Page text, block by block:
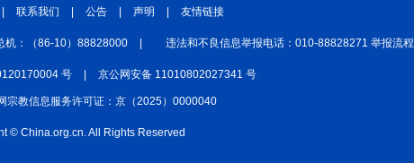
联系我们 公告 声明 友情链接
机：（86-10）88828000 违法和不良信息举报电话：010-88828271 举报流程
号 京公网安备 11010802027341 号
宗教信息服务许可证：京（2025）0000040
© China.org.cn. All Rights Reserved